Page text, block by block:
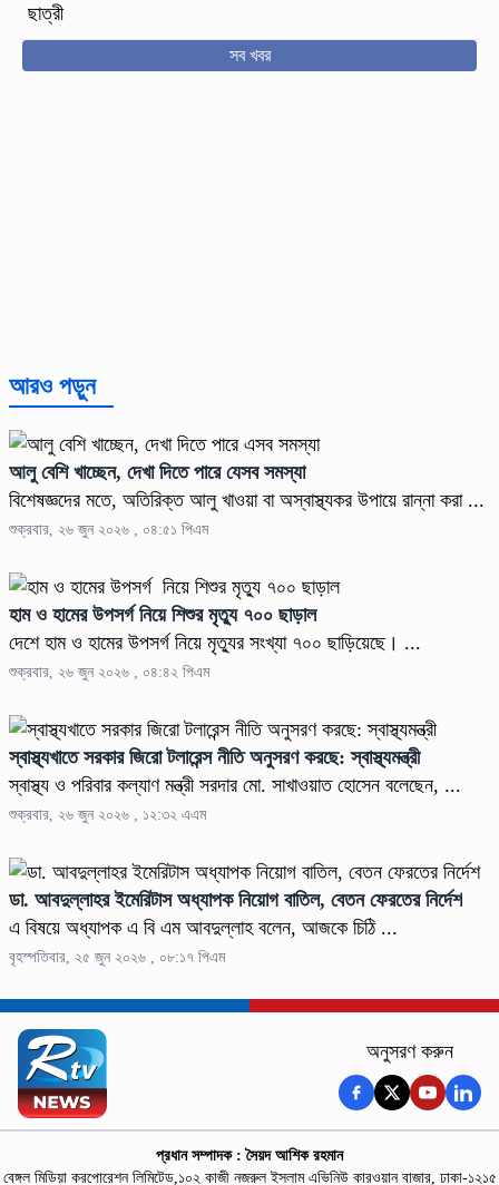
ছাত্রী
সব খবর
আরও পড়ুন
আলু বেশি খাচ্ছেন, দেখা দিতে পারে যেসব সমস্যা
বিশেষজ্ঞদের মতে, অতিরিক্ত আলু খাওয়া বা অস্বাস্থ্যকর উপায়ে রান্না করা ...
শুক্রবার, ২৬ জুন ২০২৬ , ০৪:৫১ পিএম
হাম ও হামের উপসর্গ নিয়ে শিশুর মৃত্যু ৭০০ ছাড়াল
দেশে হাম ও হামের উপসর্গ নিয়ে মৃত্যুর সংখ্যা ৭০০ ছাড়িয়েছে। ...
শুক্রবার, ২৬ জুন ২০২৬ , ০৪:৪২ পিএম
স্বাস্থ্যখাতে সরকার জিরো টলারেন্স নীতি অনুসরণ করছে: স্বাস্থ্যমন্ত্রী
স্বাস্থ্য ও পরিবার কল্যাণ মন্ত্রী সরদার মো. সাখাওয়াত হোসেন বলেছেন, ...
শুক্রবার, ২৬ জুন ২০২৬ , ১২:৩২ এএম
ডা. আবদুল্লাহর ইমেরিটাস অধ্যাপক নিয়োগ বাতিল, বেতন ফেরতের নির্দেশ
এ বিষয়ে অধ্যাপক এ বি এম আবদুল্লাহ বলেন, আজকে চিঠি ...
বৃহস্পতিবার, ২৫ জুন ২০২৬ , ০৮:১৭ পিএম
অনুসরণ করুন
প্রধান সম্পাদক : সৈয়দ আশিক রহমান
বেঙ্গল মিডিয়া করপোরেশন লিমিটেড,১০২ কাজী নজরুল ইসলাম এভিনিউ কারওয়ান বাজার, ঢাকা-১২১৫